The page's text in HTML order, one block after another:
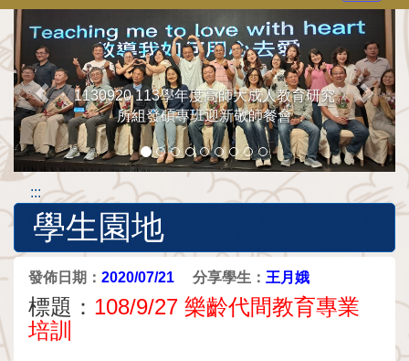
1130920 113學年度高師大成人教育研究
所組發碩專班迎新敬師餐會
上
一
張
下
一
張
:::
學生園地
發佈日期： 2020/07/21 分享學生： 王月娥
標題： 108/9/27 樂齡代間教育專業
培訓